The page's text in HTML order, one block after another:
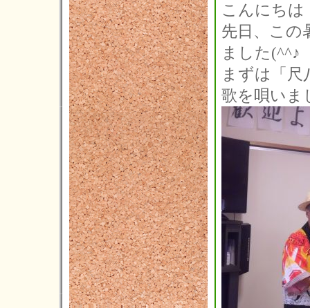
2021年04月(9)
2021年03月(2)
2021年02月(1)
2021年01月(5)
2020年12月(5)
2020年11月(3)
2020年10月(3)
2020年09月(6)
2020年08月(2)
2020年07月(5)
2020年06月(5)
2020年05月(2)
2020年04月(2)
こんにち
先日、この
ました(^^♪
まずは「
歌を唄いま